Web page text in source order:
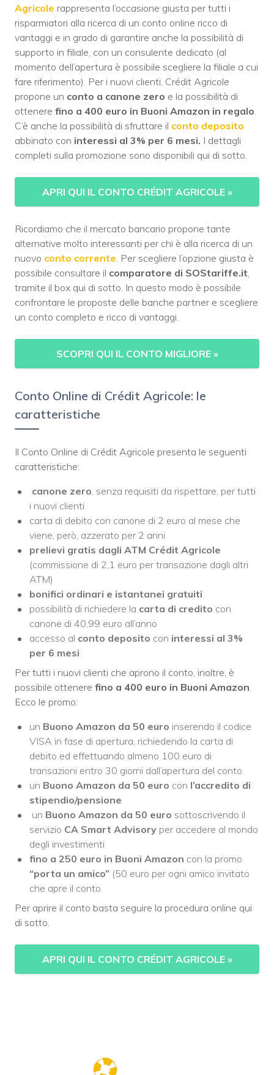
Agricole rappresenta l’occasione giusta per tutti i
risparmiatori alla ricerca di un conto online ricco di
vantaggi e in grado di garantire anche la possibilità di
supporto in filiale, con un consulente dedicato (al
momento dell’apertura è possibile scegliere la filiale a cui
fare riferimento). Per i nuovi clienti, Crédit Agricole
propone un conto a canone zero e la possibilità di
ottenere fino a 400 euro in Buoni Amazon in regalo
C’è anche la possibilità di sfruttare il conto deposito
abbinato con interessi al 3% per 6 mesi. I dettagli
completi sulla promozione sono disponibili qui di sotto.
APRI QUI IL CONTO CRÉDIT AGRICOLE »
Ricordiamo che il mercato bancario propone tante
alternative molto interessanti per chi è alla ricerca di un
nuovo conto corrente . Per scegliere l’opzione giusta è
possibile consultare il comparatore di SOStariffe.it
tramite il box qui di sotto. In questo modo è possibile
confrontare le proposte delle banche partner e scegliere
un conto completo e ricco di vantaggi.
SCOPRI QUI IL CONTO MIGLIORE »
Conto Online di Crédit Agricole: le
caratteristiche
Il Conto Online di Crédit Agricole presenta le seguenti
caratteristiche:
canone zero , senza requisiti da rispettare, per tutti
i nuovi clienti
carta di debito con canone di 2 euro al mese che
viene, però, azzerato per 2 anni
prelievi gratis dagli ATM Crédit Agricole
(commissione di 2,1 euro per transazione dagli altri
ATM)
bonifici ordinari e istantanei gratuiti
possibilità di richiedere la carta di credito con
canone di 40,99 euro all’anno
accesso al conto deposito con interessi al 3%
per 6 mesi
Per tutti i nuovi clienti che aprono il conto, inoltre, è
possibile ottenere fino a 400 euro in Buoni Amazon
Ecco le promo:
un Buono Amazon da 50 euro inserendo il codice
VISA in fase di apertura, richiedendo la carta di
debito ed effettuando almeno 100 euro di
transazioni entro 30 giorni dall’apertura del conto
un Buono Amazon da 50 euro con l’accredito di
stipendio/pensione
un Buono Amazon da 50 euro sottoscrivendo il
servizio CA Smart Advisory per accedere al mondo
degli investimenti
fino a 250 euro in Buoni Amazon con la promo
“porta un amico” (50 euro per ogni amico invitato
che apre il conto
Per aprire il conto basta seguire la procedura online qui
di sotto.
APRI QUI IL CONTO CRÉDIT AGRICOLE »